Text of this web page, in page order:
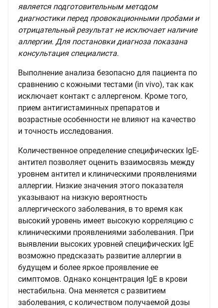
является подготовительным методом
диагностики перед провокационными пробами и
отрицательный результат не исключает наличие
аллергии. Для постановки диагноза показана
консультация специалиста.
Выполнение анализа безопасно для пациента по
сравнению с кожными тестами (in vivo), так как
исключает контакт с аллергеном. Кроме того,
прием антигистаминных препаратов и
возрастные особенности не влияют на качество
и точность исследования.
Количественное определение специфических IgE-
антител позволяет оценить взаимосвязь между
уровнем антител и клиническими проявлениями
аллергии. Низкие значения этого показателя
указывают на низкую вероятность
аллергического заболевания, в то время как
высокий уровень имеет высокую корреляцию с
клиническими проявлениями заболевания. При
выявлении высоких уровней специфических IgE
возможно предсказать развитие аллергии в
будущем и более яркое проявление ее
симптомов. Однако концентрация IgE в крови
нестабильна. Она меняется с развитием
заболевания, с количеством получаемой дозы